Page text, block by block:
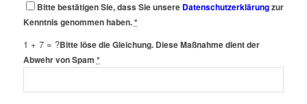
Bitte bestätigen Sie, dass Sie unsere Datenschutzerklärungzur
Kenntnis genommen haben.*
1 + 7 = ?Bitte löse die Gleichung. Diese Maßnahme dient der
Abwehr von Spam *